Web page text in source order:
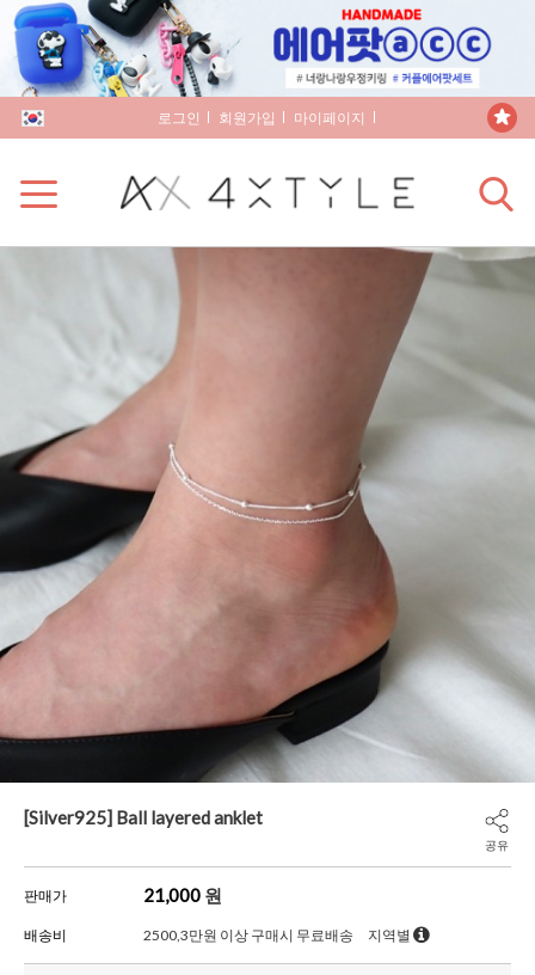
로그인 회원가입 마이페이지
[Silver925] Ball layered anklet
공유
판매가 21,000 원
배송비 2500,3만원 이상 구매시 무료배송 지역별